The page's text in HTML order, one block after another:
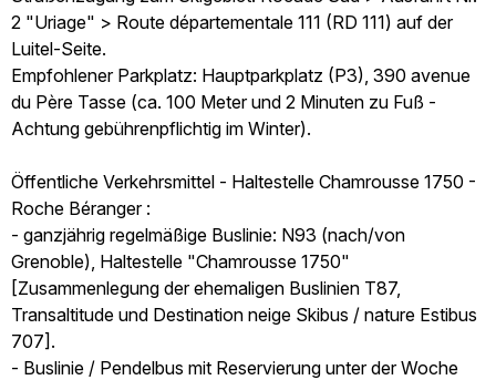
2 "Uriage" > Route départementale 111 (RD 111) auf der
Luitel-Seite.
Empfohlener Parkplatz: Hauptparkplatz (P3), 390 avenue
du Père Tasse (ca. 100 Meter und 2 Minuten zu Fuß -
Achtung gebührenpflichtig im Winter).
Öffentliche Verkehrsmittel - Haltestelle Chamrousse 1750 -
Roche Béranger :
- ganzjährig regelmäßige Buslinie: N93 (nach/von
Grenoble), Haltestelle "Chamrousse 1750"
[Zusammenlegung der ehemaligen Buslinien T87,
Transaltitude und Destination neige Skibus / nature Estibus
707].
- Buslinie / Pendelbus mit Reservierung unter der Woche